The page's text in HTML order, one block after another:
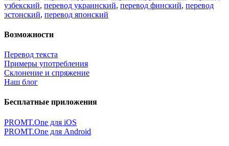
узбекский, перевод украинский, перевод финский, перевод
эстонский, перевод японский
Возможности
Перевод текста
Примеры употребления
Склонение и спряжение
Наш блог
Бесплатные приложения
PROMT.One для iOS
PROMT.One для Android